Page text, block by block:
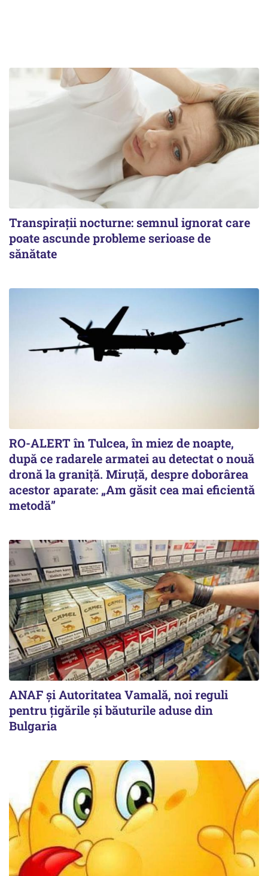
Transpirații nocturne: semnul ignorat care
poate ascunde probleme serioase de
sănătate
RO-ALERT în Tulcea, în miez de noapte,
după ce radarele armatei au detectat o nouă
dronă la graniță. Miruță, despre doborârea
acestor aparate: „Am găsit cea mai eficientă
metodă”
ANAF și Autoritatea Vamală, noi reguli
pentru țigările și băuturile aduse din
Bulgaria